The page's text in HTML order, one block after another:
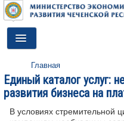
Toggle
Navigation
ДЕЯТЕЛЬНОСТЬ
Главная
Единый каталог услуг:
развития бизнеса на
В условиях стремительной